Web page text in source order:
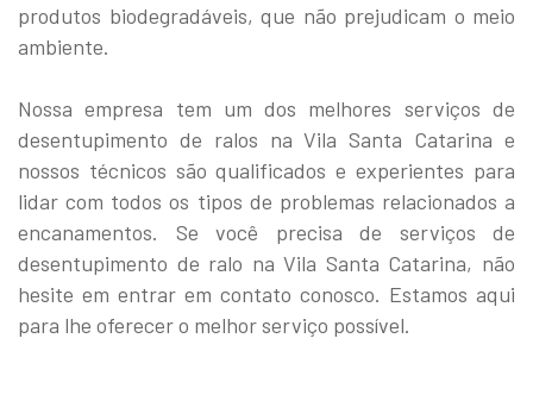
produtos biodegradáveis, que não prejudicam o meio
ambiente.
Nossa empresa tem um dos melhores serviços de
desentupimento de ralos na Vila Santa Catarina e
nossos técnicos são qualificados e experientes para
lidar com todos os tipos de problemas relacionados a
encanamentos. Se você precisa de serviços de
desentupimento de ralo na Vila Santa Catarina, não
hesite em entrar em contato conosco. Estamos aqui
para lhe oferecer o melhor serviço possível.